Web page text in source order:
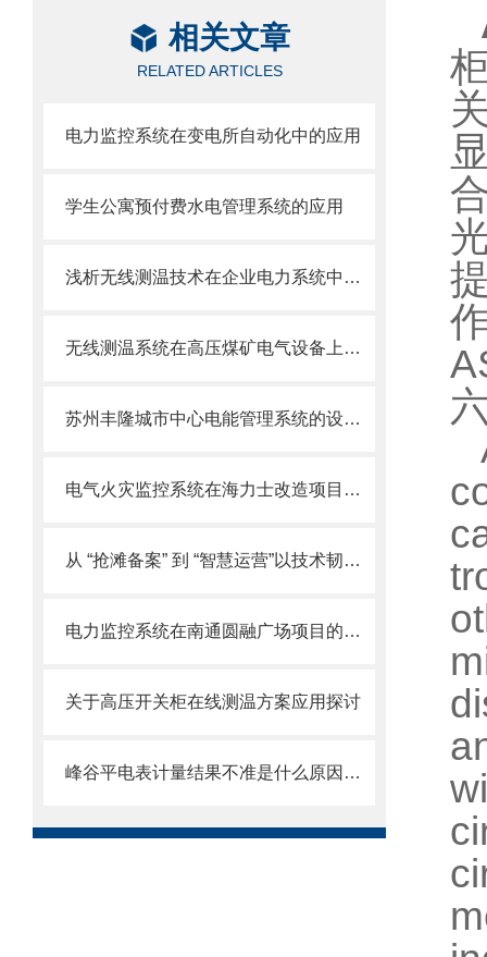
相关文章
RELATED ARTICLES
电力监控系统在变电所自动化中的应用
学生公寓预付费水电管理系统的应用
浅析无线测温技术在企业电力系统中的设计及应用
无线测温系统在高压煤矿电气设备上的应用
苏州丰隆城市中心电能管理系统的设计与应用
电气火灾监控系统在海力士改造项目的应用
从 “抢滩备案” 到 “智慧运营”以技术韧性推动分布式光伏市场化转型
电力监控系统在南通圆融广场项目的应用
关于高压开关柜在线测温方案应用探讨
峰谷平电表计量结果不准是什么原因呢？